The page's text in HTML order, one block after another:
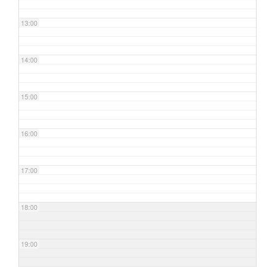
13:00
14:00
15:00
16:00
17:00
18:00
19:00